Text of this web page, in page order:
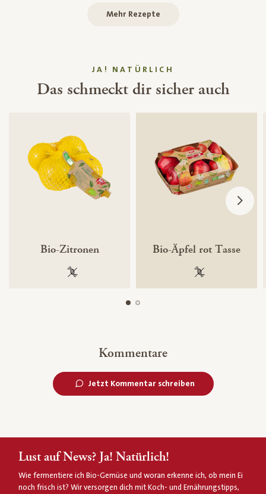
Mehr Rezepte
JA! NATÜRLICH
Das schmeckt dir sicher auch
Bio-Zitronen
100 % gentechnikfrei
Bio-Äpfel rot Tasse
100 %
Kommentare
Jetzt Kommentar schreiben
Lust auf News? Ja! Natürlich!
Wie fermentiere ich Bio-Gemüse und woran erkenne ich, ob mein Ei
noch frisch ist? Wir versorgen dich mit Koch- und Ernährungstipps,